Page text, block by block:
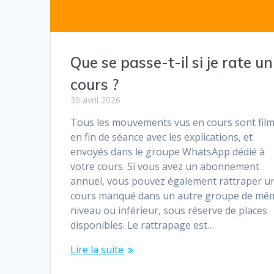
Que se passe-t-il si je rate un
cours ?
30 avril 2026
Tous les mouvements vus en cours sont
en fin de séance avec les explications, et
envoyés dans le groupe WhatsApp dédié à
votre cours. Si vous avez un abonnement
annuel, vous pouvez également rattraper
cours manqué dans un autre groupe de
niveau ou inférieur, sous réserve de places
disponibles. Le rattrapage est…
Lire la suite